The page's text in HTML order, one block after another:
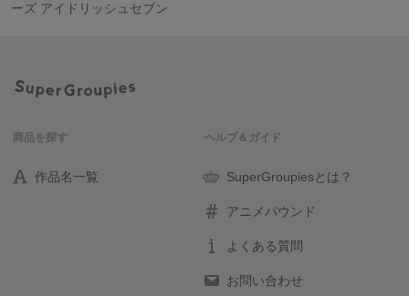
ーズ アイドリッシュセブン
商品を探す
作品名一覧
ヘルプ＆ガイド
SuperGroupiesとは？
アニメバウンド
よくある質問
お問い合わせ